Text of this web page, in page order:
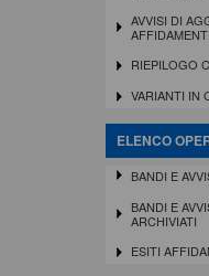
AVVISI DI
AFFIDAMENTI
RIEPILOGO
VARIANTI IN
ELENCO
BANDI E
BANDI E
ARCHIVIATI
ESITI